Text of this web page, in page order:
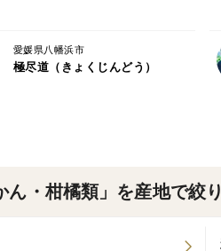
ん・柑橘類」を産地で絞
愛媛県八幡浜市
極尽道（きょくじんどう）